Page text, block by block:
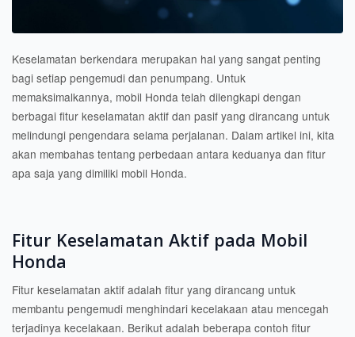
Keselamatan berkendara merupakan hal yang sangat penting
bagi setiap pengemudi dan penumpang. Untuk
memaksimalkannya, mobil Honda telah dilengkapi dengan
berbagai fitur keselamatan aktif dan pasif yang dirancang untuk
melindungi pengendara selama perjalanan. Dalam artikel ini, kita
akan membahas tentang perbedaan antara keduanya dan fitur
apa saja yang dimiliki mobil Honda.
Fitur Keselamatan Aktif pada Mobil
Honda
Fitur keselamatan aktif adalah fitur yang dirancang untuk
membantu pengemudi menghindari kecelakaan atau mencegah
terjadinya kecelakaan. Berikut adalah beberapa contoh fitur